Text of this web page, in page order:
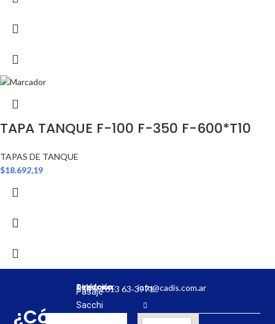
TAPA TANQUE F-100 F-350 F-600*T10
TAPAS DE TANQUE
$18.692,19
¿Cómo
Dirección:
Pasaje
Sacchi
Teléfono:
‪+54 9 2613 63‑3971‬info@cadis.com.ar